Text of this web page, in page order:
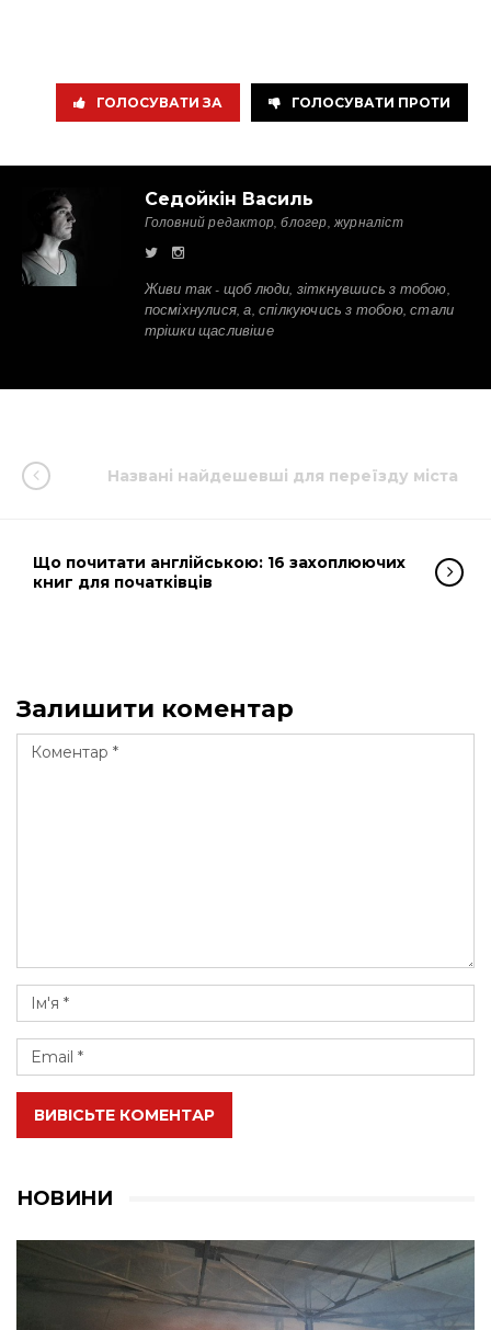
ГОЛОСУВАТИ ЗА ГОЛОСУВАТИ ПРОТИ
Седойкін Василь
Головний редактор, блогер, журналіст
Живи так - щоб люди, зіткнувшись з тобою,
посміхнулися, а, спілкуючись з тобою, стали
трішки щасливіше
Названі найдешевші для переїзду міста
Що почитати англійською: 16 захоплюючих
книг для початківців
Залишити коментар
ВИВІСЬТЕ КОМЕНТАР
НОВИНИ